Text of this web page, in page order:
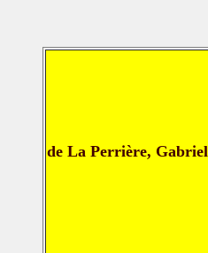
de La Perrière, Gabriel